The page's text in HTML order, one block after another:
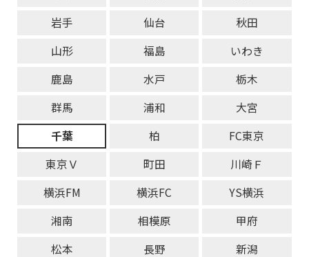
岩手
仙台
秋田
山形
福島
いわき
鹿島
水戸
栃木
群馬
浦和
大宮
千葉
柏
FC東京
東京Ｖ
町田
川崎Ｆ
横浜FM
横浜FC
YS横浜
湘南
相模原
甲府
松本
長野
新潟